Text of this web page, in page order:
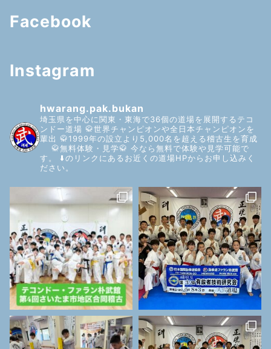
Facebook
Instagram
hwarang.pak.bukan
埼玉県を中心に関東・東海で36個の道場を展開するテコ
ンドー道場 🥋世界チャンピオンや全日本チャンピオンを
輩出 🥋1999年の設立より5,000名を超える稽古生を育成
🥋無料体験・見学🥋 今なら無料で体験や見学可能で
す。
⬇️のリンクにあるお近くの道場HPからお申し込みく
ださい。